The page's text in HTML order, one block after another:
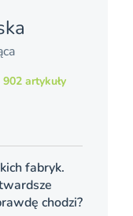
902 artykuły
fabryk.
chodzi?